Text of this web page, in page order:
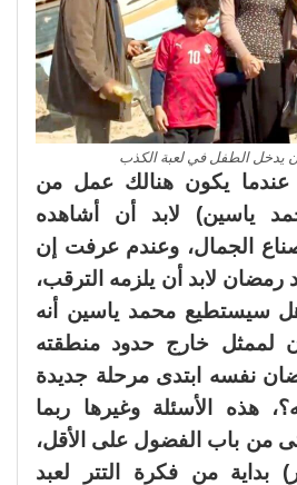
يدخل الطفل في لعبة الكذب
عندما يكون هنالك عمل من
ياسين) لابد أن أشاهده
الجمال، وعندم عرفت إن
رمضان لابد أن يلزمه الترقب،
سيستطيع محمد ياسين أنه
لممثل خارج حدود منطقته
نفسه ابتدى مرحلة جديدة
هذه الأسئلة وغيرها ربما
من باب الفضول على الأقل،
بداية من فكرة التتر لعبد